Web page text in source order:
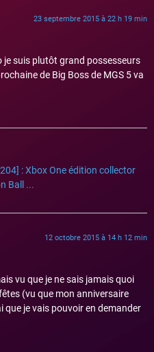
23 septembre 2015 à 22 h 19 min
je suis plutôt grand possesseurs
de Big Boss de MGS 5 va
: Xbox One édition collector
Ball ...
12 octobre 2015 à 14 h 12 min
vu que je ne sais jamais quoi
(vu que mon anniversaire
que je vais pouvoir en demander